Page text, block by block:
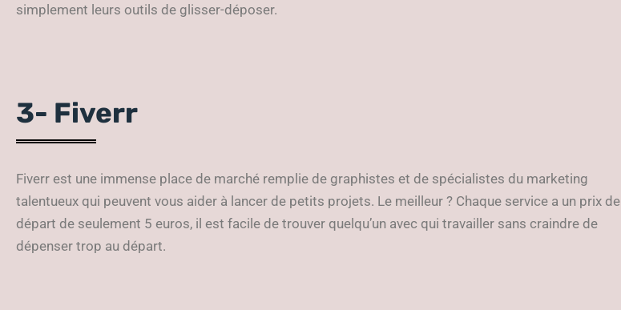
simplement leurs outils de glisser-déposer.
3- Fiverr
Fiverr est une immense place de marché remplie de graphistes et de spécialistes du marketing
talentueux qui peuvent vous aider à lancer de petits projets. Le meilleur ? Chaque service a un prix de
départ de seulement 5 euros, il est facile de trouver quelqu’un avec qui travailler sans craindre de
dépenser trop au départ.